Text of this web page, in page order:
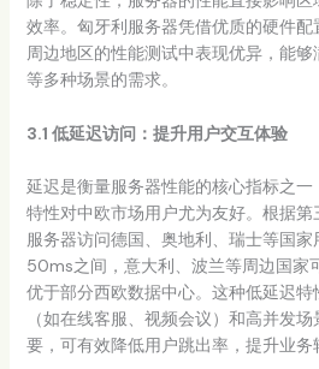
效率。匈牙利服务器凭借优质的硬件配
周边地区的性能测试中表现优异，能
等多种场景的需求。
3.1 低延迟访问：提升用户交互体验
延迟是衡量服务器性能的核心指标之
特性对中欧市场用户尤为友好。根据
服务器访问德国、奥地利、瑞士等国
50ms之间，意大利、波兰等周边国家
优于部分西欧数据中心。这种低延迟
（如在线客服、视频会议）和高并发
要，可有效降低用户跳出率，提升业务